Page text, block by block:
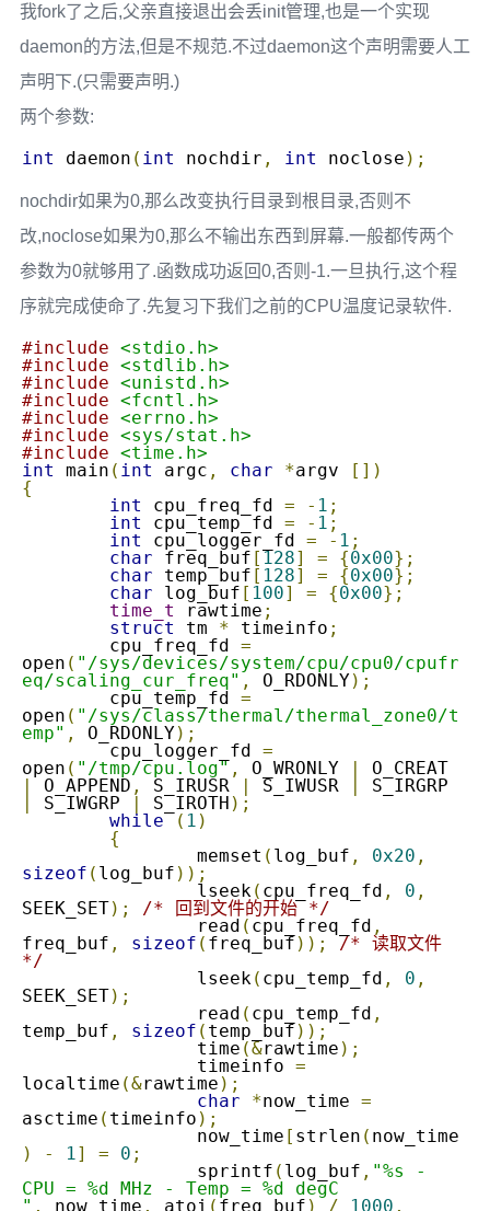
我fork了之后,父亲直接退出会丢init管理,也是一个实现
daemon的方法,但是不规范.不过daemon这个声明需要人工
声明下.(只需要声明.)
两个参数:
int daemon ( int nochdir , int noclose );
nochdir如果为0,那么改变执行目录到根目录,否则不
改,noclose如果为0,那么不输出东西到屏幕.一般都传两个
参数为0就够用了.函数成功返回0,否则-1.一旦执行,这个程
序就完成使命了.先复习下我们之前的CPU温度记录软件.
#include <stdio.h>
#include <stdlib.h>
#include <unistd.h>
#include <fcntl.h>
#include <errno.h>
#include <sys/stat.h>
#include <time.h>
int
main ( int argc , char *argv
[])
{
int
cpu_freq_fd = - 1 ;
int
cpu_temp_fd = - 1 ;
int
cpu_logger_fd = - 1 ;
char freq_buf [128] = {0x00};
char temp_buf [ 128] = {0x00};
char log_buf [ 100] = {0x00};
time_t
rawtime ;
struct
tm * timeinfo ;
	cpu_freq_fd
=
open ( "/sys/devices/system/cpu/cpu0/cpufr
eq/scaling_cur_freq" , O_RDONLY);
	cpu_temp_fd
=
open ( "/sys/class/thermal/thermal_zone0/t
emp" , O_RDONLY);
	cpu_logger_fd
=
open ( "/tmp/cpu.log", O_WRONLY |
O_CREAT
|
O_APPEND , S_IRUSR | S_IWUSR
S_IWGRP | S_IROTH );
while ( 1 )
{
		memset
( log_buf , 0x20 ,
sizeof ( log_buf ));
		lseek
( cpu_freq_fd , 0 ,
SEEK_SET);
/* 回到文件的开始 */
		read
( cpu_freq_fd ,
freq_buf , sizeof ( freq_buf));
/* 读取文件
*/
		lseek
( cpu_temp_fd , 0 ,
SEEK_SET);
		read
( cpu_temp_fd ,
temp_buf , sizeof ( temp_buf));
		time
(&rawtime );
		timeinfo
=
localtime (&rawtime );
char
*now_time =
asctime ( timeinfo );
		now_time
[ strlen ( now_time
)
- 1] = 0 ;
		sprintf
( log_buf , "%s -
CPU = %d MHz - Temp = %d degC
" , now_time , atoi ( freq_buf ) / 1000 ,